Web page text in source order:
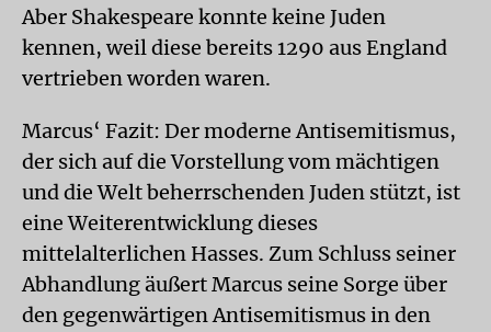
Aber Shakespeare konnte keine Juden
kennen, weil diese bereits 1290 aus England
vertrieben worden waren.
Marcus‘ Fazit: Der moderne Antisemitismus,
der sich auf die Vorstellung vom mächtigen
und die Welt beherrschenden Juden stützt, ist
eine Weiterentwicklung dieses
mittelalterlichen Hasses. Zum Schluss seiner
Abhandlung äußert Marcus seine Sorge über
den gegenwärtigen Antisemitismus in den